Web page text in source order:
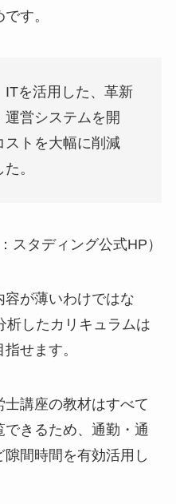
す。
ITを活用した、革新
営システムを開
ストを大幅に削減
。
スタディング公式HP）
が薄いわけではな
析したカリキュラムは
せます。
士講座の教材はすべて
きるため、通勤・通
間時間を有効活用し